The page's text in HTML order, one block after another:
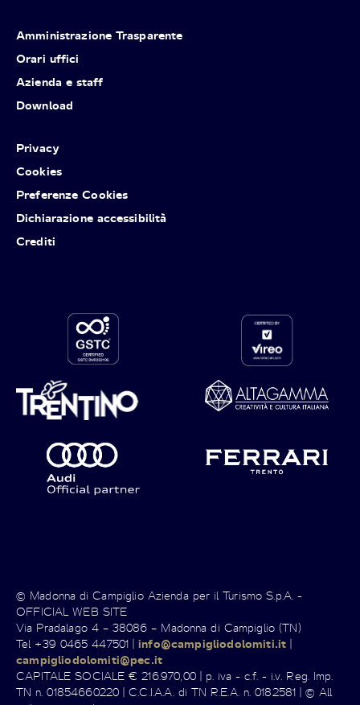
Amministrazione Trasparente
Orari uffici
Azienda e staff
Download
Privacy
Cookies
Preferenze Cookies
Dichiarazione accessibilità
Crediti
© Madonna di Campiglio Azienda per il Turismo S.p.A. -
OFFICIAL WEB SITE
Via Pradalago 4 – 38086 – Madonna di Campiglio (TN)
Tel +39 0465 447501 |info@campigliodolomiti.it |
campigliodolomiti@pec.it
CAPITALE SOCIALE € 216.970,00 | p. iva - c.f. - i.v. Reg. Imp.
TN n. 01854660220 | C.C.I.A.A. di TN R.E.A. n. 0182581 | © All